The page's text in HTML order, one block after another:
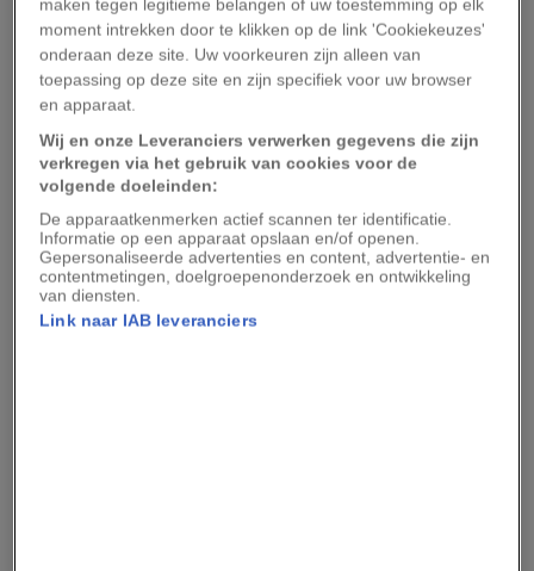
De eerste stap was het verkennen van de
fotografische mogelijkheden. Uiteindelijk koos
Bou ervoor om in hoge resolutie opnamen te
maken met een videocamera. Vervolgens
selecteerde hij een stukje van de opname, en
knipte hij er verschillende losse frames uit. Al die
losse frames legde de fotograaf vervolgens over
elkaar om samen te voegen tot één beeld, een
techniek die hij ook gebruikte om
maken tegen legitieme belangen of uw toestemming op elk
moment intrekken door te klikken op de link 'Cookiekeuzes'
onderaan deze site. Uw voorkeuren zijn alleen van
toepassing op deze site en zijn specifiek voor uw browser
en apparaat.
Wij en onze Leveranciers verwerken gegevens die zijn
verkregen via het gebruik van cookies voor de
volgende doeleinden:
De apparaatkenmerken actief scannen ter identificatie.
Informatie op een apparaat opslaan en/of openen.
Gepersonaliseerde advertenties en content, advertentie- en
contentmetingen, doelgroepenonderzoek en ontwikkeling
van diensten.
Link naar IAB leveranciers